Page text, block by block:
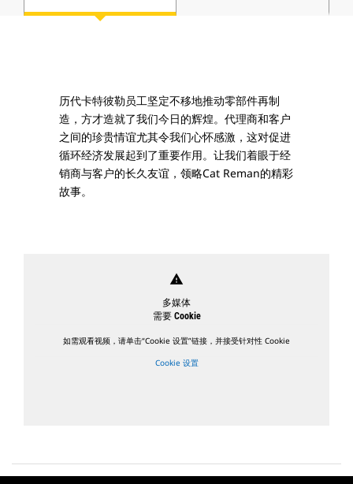
历代卡特彼勒员工坚定不移地推动零部件再制
造，方才造就了我们今日的辉煌。代理商和客户
之间的珍贵情谊尤其令我们心怀感激，这对促进
循环经济发展起到了重要作用。让我们着眼于经
销商与客户的长久友谊，领略Cat Reman的精彩
故事。
warning
多媒体
需要 Cookie
如需观看视频，请单击“Cookie 设置”链接，并接受针对性 Cookie
Cookie 设置